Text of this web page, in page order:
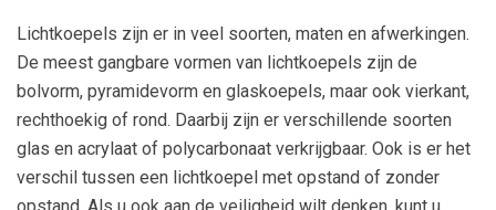
Lichtkoepels zijn er in veel soorten, maten en afwerkingen.
De meest gangbare vormen van lichtkoepels zijn de
bolvorm, pyramidevorm en glaskoepels, maar ook vierkant,
rechthoekig of rond. Daarbij zijn er verschillende soorten
glas en acrylaat of polycarbonaat verkrijgbaar. Ook is er het
verschil tussen een lichtkoepel met opstand of zonder